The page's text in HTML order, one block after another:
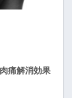
痛解消効果